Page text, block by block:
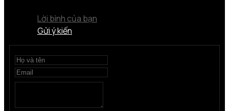
Lời bình của bạn
Gửi ý kiến